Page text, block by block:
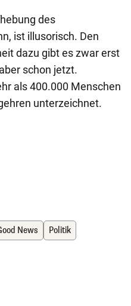
des
ist illusorisch. Den
dazu gibt es zwar erst
schon jetzt.
als 400.000 Menschen
unterzeichnet.
News
Politik